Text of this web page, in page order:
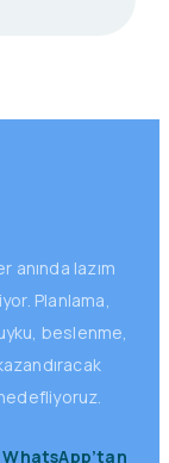
anında lazım
Planlama,
beslenme,